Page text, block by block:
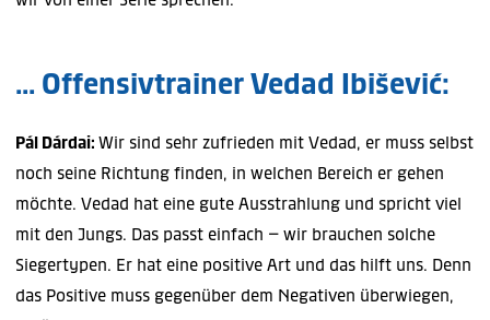
... Offensivtrainer Vedad Ibišević:
Pál Dárdai: Wir sind sehr zufrieden mit Vedad, er muss selbst
noch seine Richtung finden, in welchen Bereich er gehen
möchte. Vedad hat eine gute Ausstrahlung und spricht viel
mit den Jungs. Das passt einfach – wir brauchen solche
Siegertypen. Er hat eine positive Art und das hilft uns. Denn
das Positive muss gegenüber dem Negativen überwiegen,